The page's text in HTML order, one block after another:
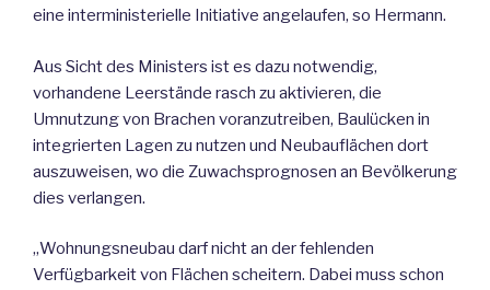
eine interministerielle Initiative angelaufen, so Hermann.
Aus Sicht des Ministers ist es dazu notwendig,
vorhandene Leerstände rasch zu aktivieren, die
Umnutzung von Brachen voranzutreiben, Baulücken in
integrierten Lagen zu nutzen und Neubauflächen dort
auszuweisen, wo die Zuwachsprognosen an Bevölkerung
dies verlangen.
„Wohnungsneubau darf nicht an der fehlenden
Verfügbarkeit von Flächen scheitern. Dabei muss schon